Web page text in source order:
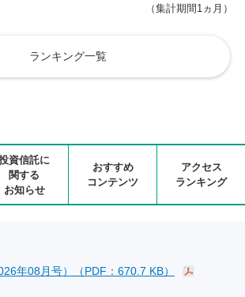
（集計期間1ヵ月）
ランキング一覧
資信託に
関する
お知らせ
おすすめ
コンテンツ
アクセス
ランキング
年08月号）（PDF：670.7 KB）